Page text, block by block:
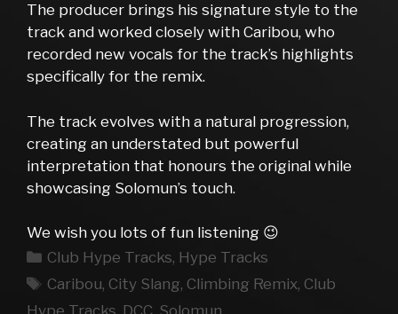
The producer brings his signature style to the
track and worked closely with Caribou, who
recorded new vocals for the track’s highlights
specifically for the remix.
The track evolves with a natural progression,
creating an understated but powerful
interpretation that honours the original while
showcasing Solomun’s touch.
We wish you lots of fun listening 😉
Kategorien
Club Hype Tracks, Hype Tracks
Schlagwörter
Caribou, City Slang, Climbing Remix, Club
Hype Tracks DCC Solomun